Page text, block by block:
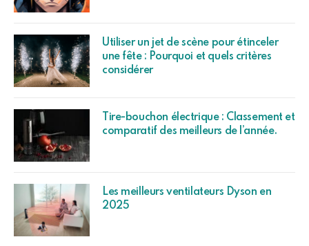
Utiliser un jet de scène pour étinceler
une fête : Pourquoi et quels critères
considérer
Tire-bouchon électrique : Classement et
comparatif des meilleurs de l’année.
Les meilleurs ventilateurs Dyson en
2025